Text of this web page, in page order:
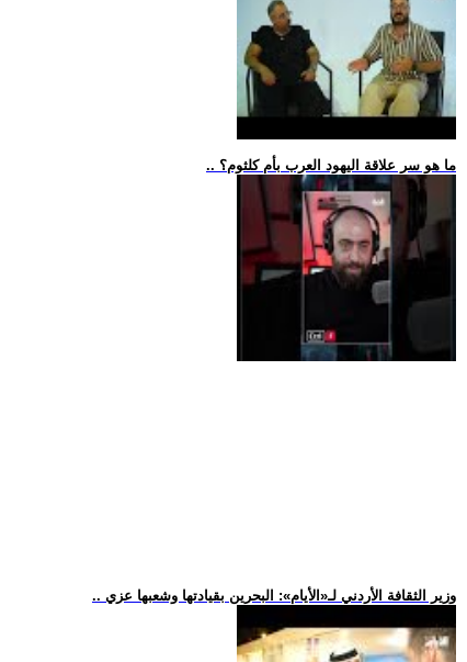
.. ما هو سر علاقة اليهود العرب بأم كلثوم؟
.. وزير الثقافة الأردني لـ«الأيام»: البحرين بقيادتها وشعبها عزي